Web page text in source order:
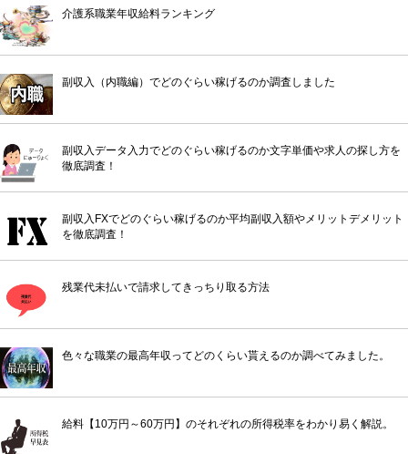
介護系職業年収給料ランキング
副収入（内職編）でどのぐらい稼げるのか調査しました
副収入データ入力でどのぐらい稼げるのか文字単価や求人の探し方を
徹底調査！
副収入FXでどのぐらい稼げるのか平均副収入額やメリットデメリット
を徹底調査！
残業代未払いで請求してきっちり取る方法
色々な職業の最高年収ってどのくらい貰えるのか調べてみました。
給料【10万円～60万円】のそれぞれの所得税率をわかり易く解説。